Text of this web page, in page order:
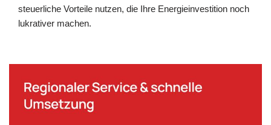
steuerliche Vorteile nutzen, die Ihre Energieinvestition noch
lukrativer machen.